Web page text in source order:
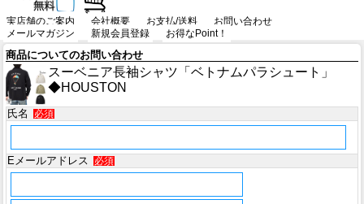
実店舗のご案内 会社概要 お支払/送料
お問い合わせ
メールマガジン
新規会員登録 お得なPoint！
商品についてのお問い合わせ
スーベニア長袖シャツ「ベトナムパラシュート」
◆HOUSTON
氏名 必須
Eメールアドレス 必須